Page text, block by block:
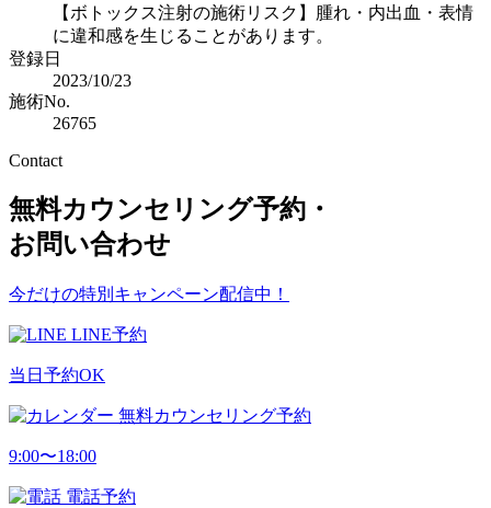
【ボトックス注射の施術リスク】腫れ・内出血・表情
に違和感を生じることがあります。
登録日
2023/10/23
施術No.
26765
Contact
無料カウンセリング予約・
お問い合わせ
今だけの特別キャンペーン配信中！
LINE予約
当日予約OK
無料カウンセリング予約
9:00〜18:00
電話予約